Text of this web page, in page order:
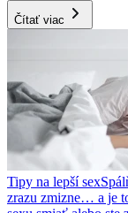
Čítať viac
Tipy na lepší sex
zrazu zmizne… a je